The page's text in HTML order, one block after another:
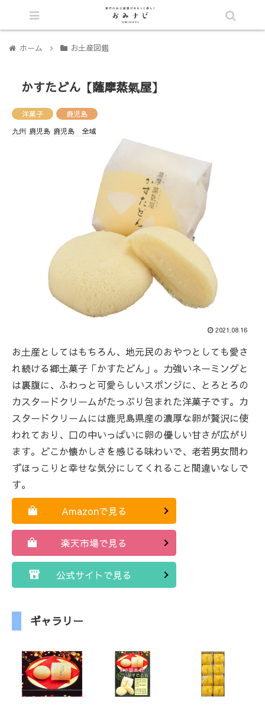
ホーム お土産図鑑
かすたどん【薩摩蒸氣屋】
洋菓子
鹿児島
九州 鹿児島 鹿児島 全域
2021.08.16
お土産としてはもちろん、地元民のおやつとしても愛さ
れ続ける郷土菓子「かすたどん」。力強いネーミングと
は裏腹に、ふわっと可愛らしいスポンジに、とろとろの
カスタードクリームがたっぷり包まれた洋菓子です。カ
スタードクリームには鹿児島県産の濃厚な卵が贅沢に使
われており、口の中いっぱいに卵の優しい甘さが広がり
ます。どこか懐かしさを感じる味わいで、老若男女問わ
ずほっこりと幸せな気分にしてくれること間違いなしで
す。
Amazonで見る
楽天市場で見る
公式サイトで見る
ギャラリー
シェア